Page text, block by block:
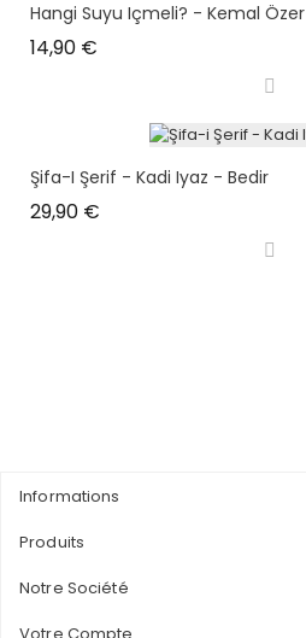
Hangi Suyu Içmeli? - Kemal Özer
14,90 €
Şifa-I Şerif - Kadi Iyaz - Bedir
29,90 €
Informations
Produits
Notre Société